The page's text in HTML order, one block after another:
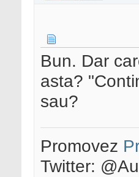
Bun. Dar
asta?
sau?
Promovez
Twitter: